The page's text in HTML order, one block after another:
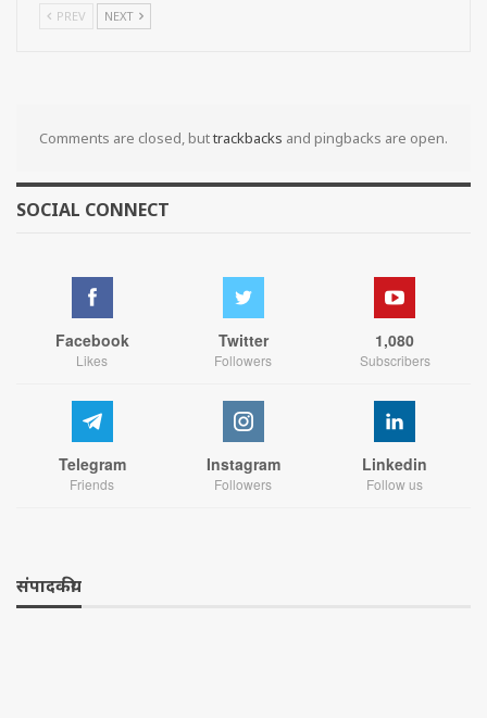
PREV NEXT
Comments are closed, buttrackbacks and pingbacks are open.
SOCIAL CONNECT
Facebook
Likes
Twitter
Followers
1,080
Subscribers
Telegram
Friends
Instagram
Followers
Linkedin
Follow us
संपादकीय